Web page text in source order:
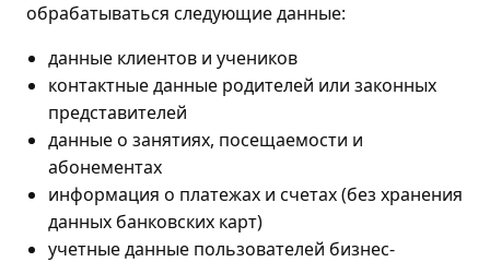
обрабатываться следующие данные:
данные клиентов и учеников
контактные данные родителей или законных
представителей
данные о занятиях, посещаемости и
абонементах
информация о платежах и счетах (без хранения
данных банковских карт)
учетные данные пользователей бизнес-